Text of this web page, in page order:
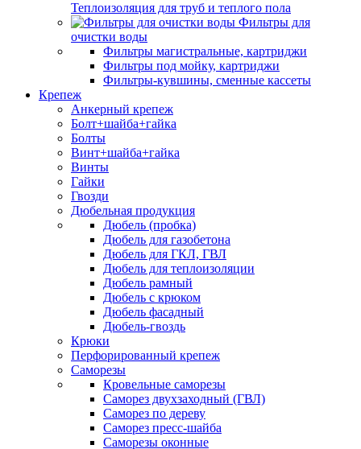
Теплоизоляция для труб и теплого пола
Фильтры для
очистки воды
Фильтры магистральные, картриджи
Фильтры под мойку, картриджи
Фильтры-кувшины, сменные кассеты
Крепеж
Анкерный крепеж
Болт+шайба+гайка
Болты
Винт+шайба+гайка
Винты
Гайки
Гвозди
Дюбельная продукция
Дюбель (пробка)
Дюбель для газобетона
Дюбель для ГКЛ, ГВЛ
Дюбель для теплоизоляции
Дюбель рамный
Дюбель с крюком
Дюбель фасадный
Дюбель-гвоздь
Крюки
Перфорированный крепеж
Саморезы
Кровельные саморезы
Саморез двухзаходный (ГВЛ)
Саморез по дереву
Саморез пресс-шайба
Саморезы оконные